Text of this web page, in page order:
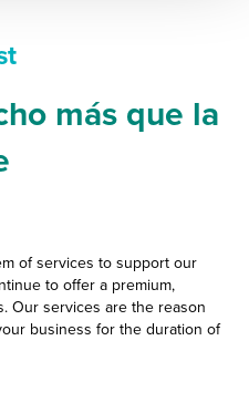
más que la
of services to support our
to offer a premium,
Our services are the reason
business for the duration of